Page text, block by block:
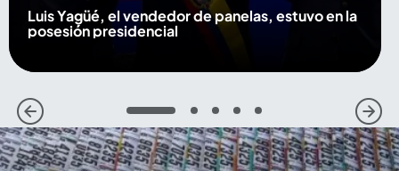
Luis Yagüé, el vendedor de panelas, estuvo en la
posesión presidencial
1 2 3 4 5